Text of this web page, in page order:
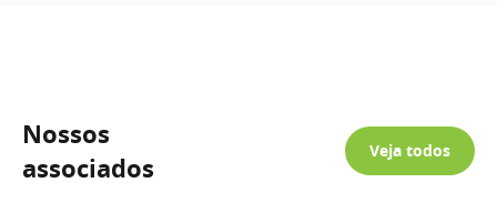
Nossos
associados
Veja todos